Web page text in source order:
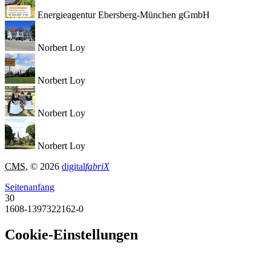
Energieagentur Ebersberg-München gGmbH
Norbert Loy
Norbert Loy
Norbert Loy
Norbert Loy
CMS, © 2026 digitalfabriX
Seitenanfang
30
1608-1397322162-0
Cookie-Einstellungen